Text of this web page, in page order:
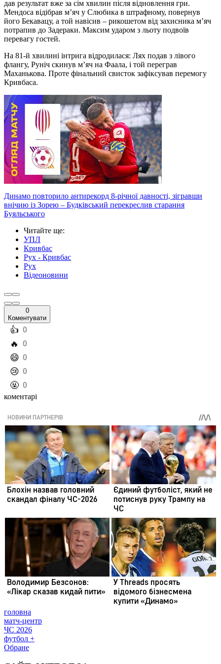
дав результат вже за сім хвилин після відновлення гри.
Мендоса відібрав м’яч у Слюбика в штрафному, повернув
його Бекавацу, а той навісив – рикошетом від захисника м’яч
потрапив до Задераки. Максим ударом з льоту подвоїв
перевагу гостей.
На 81-й хвилині інтрига відродилася: Лях подав з лівого
флангу, Руніч скинув м’яч на Фаала, і той переграв
Маханькова. Проте фінальний свисток зафіксував перемогу
Кривбаса.
Динамо повторило антирекорд 8-річної давності, зігравши
внічию із Зорею – Будківський перекреслив старання
Буяльського
Читайте ще:
УПЛ
Кривбас
Рух - Кривбас
Рух
Відеоновини
0
Коментувати
️👍 0
️🔥 0
️😄 0
️😢 0
️🤬 0
коментарі
головна
матч-центр
ЧС 2026
футбол +
Обране